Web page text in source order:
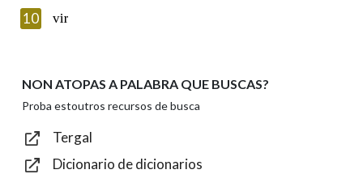
Enviar
10 vir
NON ATOPAS A PALABRA QUE BUSCAS?
Proba estoutros recursos de busca
Tergal
Dicionario de dicionarios